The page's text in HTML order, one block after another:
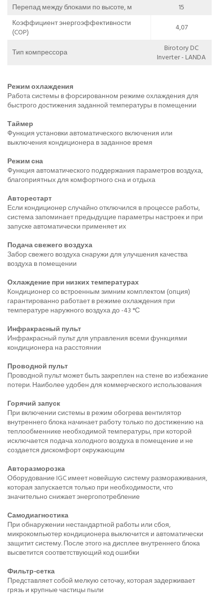
Перепад между блоками по высоте, м
15
Коэффициент энергоэффективности
(COP)
4,07
Тип компрессора
Birotory DC
Inverter - LANDA
Режим охлаждения
Работа системы в форсированном режиме охлаждения для
быстрого достижения заданной температуры в помещении
Таймер
Функция установки автоматического включения или
выключения кондиционера в заданное время
Режим сна
Функция автоматического поддержания параметров воздуха,
благоприятных для комфортного сна и отдыха
Авторестарт
Если кондиционер случайно отключился в процессе работы,
система запоминает предыдущие параметры настроек и при
запуске автоматически применяет их
Подача свежего воздуха
Забор свежего воздуха снаружи для улучшения качества
воздуха в помещении
Охлаждение при низких температурах
Кондиционер со встроенным зимним комплектом (опция)
гарантированно работает в режиме охлаждения при
температуре наружного воздуха до -43 °С
Инфракрасный пульт
Инфракрасный пульт для управления всеми функциями
кондиционера на расстоянии
Проводной пульт
Проводной пульт может быть закреплен на стене во избежание
потери. Наиболее удобен для коммерческого использования
Горячий запуск
При включении системы в режим обогрева вентилятор
внутреннего блока начинает работу только по достижению на
теплообменнике необходимой температуры, при которой
исключается подача холодного воздуха в помещение и не
создается дискомфорт окружающим
Авторазморозка
Оборудование IGC имеет новейшую систему размораживания,
которая запускается только при необходимости, что
значительно снижает энергопотребление
Самодиагностика
При обнаружении нестандартной работы или сбоя,
микрокомпьютер кондиционера выключится и автоматически
защитит систему. После этого на дисплее внутреннего блока
высветится соответствующий код ошибки
Фильтр-сетка
Представляет собой мелкую сеточку, которая задерживает
грязь и крупные частицы пыли